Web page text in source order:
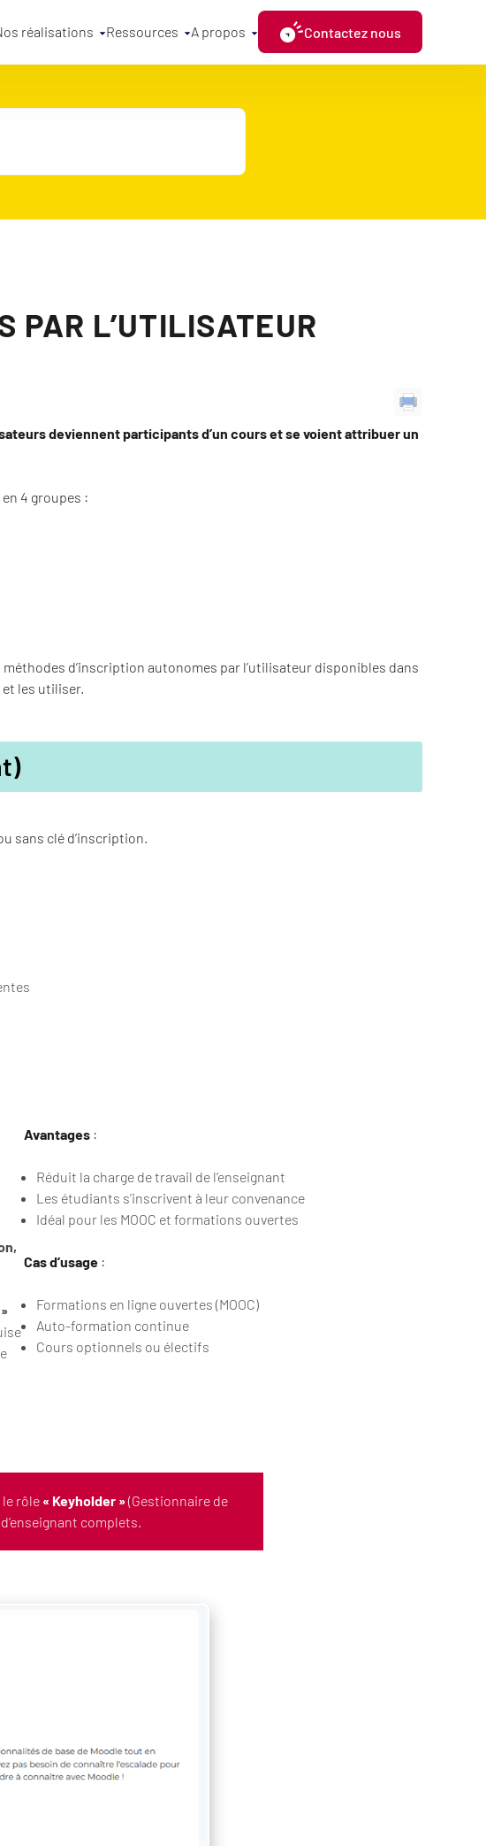
réalisations Ressources A propos Contactez nous
PAR L’UTILISATEUR
deviennent participants d’un cours et se voient attribuer un
4 groupes :
d’inscription autonomes par l’utilisateur disponibles dans
les utiliser.
sans clé d’inscription.
Avantages :
Réduit la charge de travail de l’enseignant
Les étudiants s’inscrivent à leur convenance
Idéal pour les MOOC et formations ouvertes
Cas d’usage :
Formations en ligne ouvertes (MOOC)
Auto-formation continue
Cours optionnels ou électifs
rôle « Keyholder »(Gestionnaire de
complets.